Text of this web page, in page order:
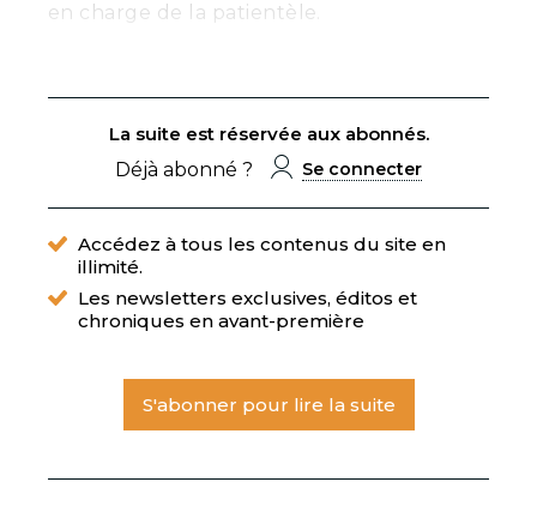
en charge de la patientèle.
La suite est réservée aux abonnés.
Déjà abonné ?
Se connecter
Accédez à tous les contenus du site en
illimité.
Les newsletters exclusives, éditos et
chroniques en avant-première
S'abonner pour lire la suite